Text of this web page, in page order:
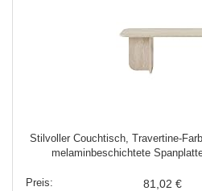
Stilvoller Couchtisch, Travertine-
melaminbeschichtete
81,02 €